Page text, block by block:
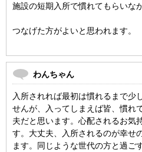
施設の短期入所で慣れてもらいな
つなげた方がよいと思われます。
わんちゃん
入所されれば最初は慣れるまで少
せんが、入ってしまえば皆、慣れ
夫だと思います。心配されるお気
す。大丈夫、入所されるのが幸せ
ます。同じような世代の方と過ご